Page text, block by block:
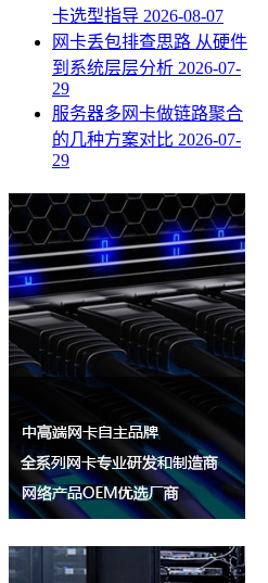
卡选型指导 2026-08-07
网卡丢包排查思路 从硬件
到系统层层分析 2026-07-
29
服务器多网卡做链路聚合
的几种方案对比 2026-07-
29